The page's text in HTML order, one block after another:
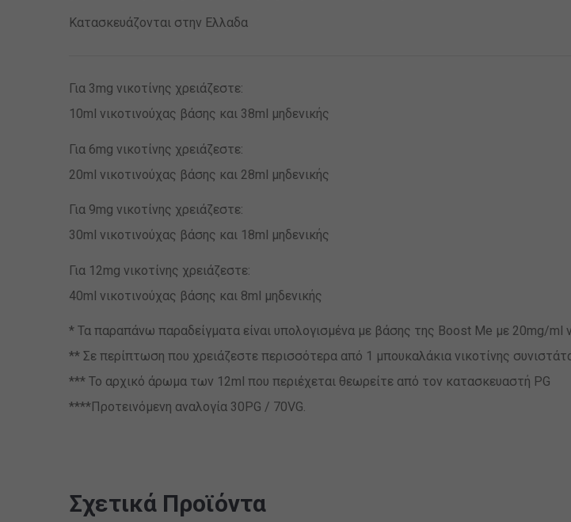
Κατασκευάζονται στην Ελλαδα
Για 3mg νικοτίνης χρειάζεστε:
10ml νικοτινούχας βάσης και 38ml μηδενικής
Για 6mg νικοτίνης χρειάζεστε:
20ml νικοτινούχας βάσης και 28ml μηδενικής
Για 9mg νικοτίνης χρειάζεστε:
30ml νικοτινούχας βάσης και 18ml μηδενικής
Για 12mg νικοτίνης χρειάζεστε:
40ml νικοτινούχας βάσης και 8ml μηδενικής
* Τα παραπάνω παραδείγματα είναι υπολογισμένα με βάσης της Boost Me με 20mg/ml
** Σε περίπτωση που χρειάζεστε περισσότερα από 1 μπουκαλάκια νικοτίνης
*** Το αρχικό άρωμα των 12ml που περιέχεται θεωρείτε από τον κατασκευαστή PG
****Προτεινόμενη αναλογία 30PG / 70VG.
Σχετικά Προϊόντα